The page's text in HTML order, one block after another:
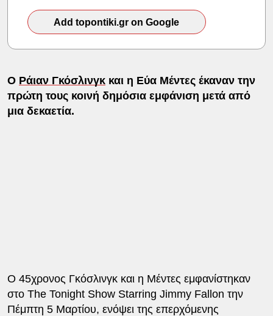
Add topontiki.gr on Google
Ο Ράιαν Γκόσλινγκκαι η Εύα Μέντες έκαναν την
πρώτη τους κοινή δημόσια εμφάνιση μετά από
μια δεκαετία.
Ο 45χρονος Γκόσλινγκ και η Μέντες εμφανίστηκαν
στο The Tonight Show Starring Jimmy Fallon την
Πέμπτη 5 Μαρτίου, ενόψει της επερχόμενης